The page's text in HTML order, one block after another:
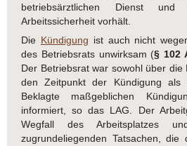
betriebsärztlichen Dienst
Arbeitssicherheit vorhält.
Die Kündigung ist auch nicht
des Betriebsrats unwirksam (§ 102
Der Betriebsrat war sowohl über die
den Zeitpunkt der Kündigung
Beklagte maßgeblichen
informiert, so das LAG. Der
Wegfall des Arbeitsplatzes
zugrundeliegenden Tatsachen, die